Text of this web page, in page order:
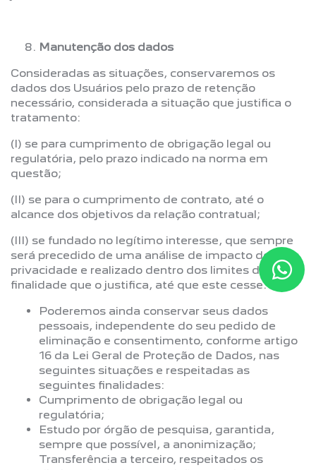
Manutenção dos dados
Consideradas as situações, conservaremos os
dados dos Usuários pelo prazo de retenção
necessário, considerada a situação que justifica o
tratamento:
(I) se para cumprimento de obrigação legal ou
regulatória, pelo prazo indicado na norma em
questão;
(II) se para o cumprimento de contrato, até o
alcance dos objetivos da relação contratual;
(III) se fundado no legítimo interesse, que sempre
será precedido de uma análise de impacto de
privacidade e realizado dentro dos limites da
finalidade que o justifica, até que este cesse.
Poderemos ainda conservar seus dados
pessoais, independente do seu pedido de
eliminação e consentimento, conforme artigo
16 da Lei Geral de Proteção de Dados, nas
seguintes situações e respeitadas as
seguintes finalidades:
Cumprimento de obrigação legal ou
regulatória;
Estudo por órgão de pesquisa, garantida,
sempre que possível, a anonimização;
Transferência a terceiro, respeitados os